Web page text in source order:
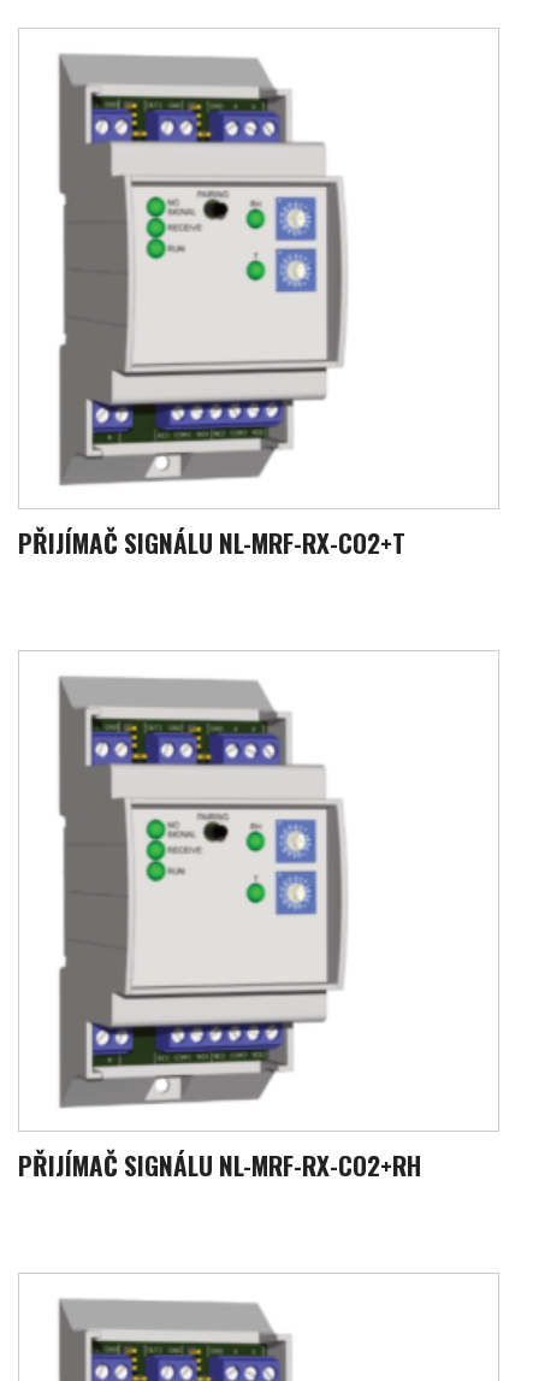
PŘIJÍMAČ SIGNÁLU NL-MRF-RX-CO2+T
PŘIJÍMAČ SIGNÁLU NL-MRF-RX-CO2+RH